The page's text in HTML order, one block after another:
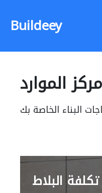
Buildeey
مركز الموارد
البناء الخاصة بك
البلاط